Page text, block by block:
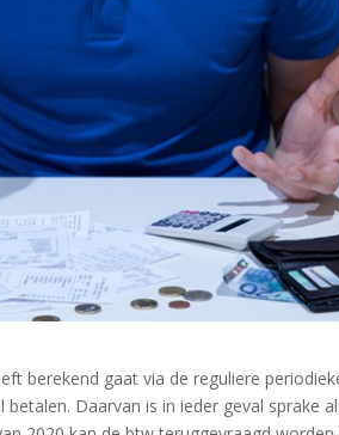
berekend gaat via de reguliere
Daarvan is in ieder geval sprake